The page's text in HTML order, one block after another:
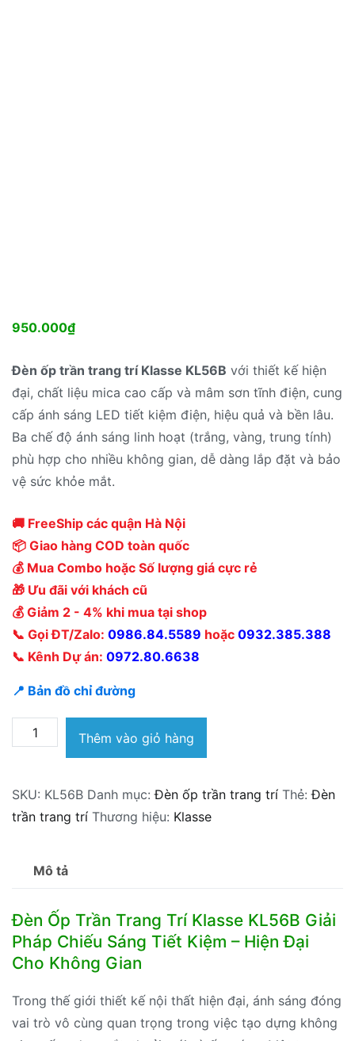
950.000₫
Đèn ốp trần trang trí Klasse KL56B với thiết kế hiện
đại, chất liệu mica cao cấp và mâm sơn tĩnh điện, cung
cấp ánh sáng LED tiết kiệm điện, hiệu quả và bền lâu.
Ba chế độ ánh sáng linh hoạt (trắng, vàng, trung tính)
phù hợp cho nhiều không gian, dễ dàng lắp đặt và bảo
vệ sức khỏe mắt.
🚚 FreeShip các quận Hà Nội
📦 Giao hàng COD toàn quốc
💰 Mua Combo hoặc Số lượng giá cực rẻ
🎁 Ưu đãi với khách cũ
💰 Giảm 2 - 4% khi mua tại shop
📞 Gọi ĐT/Zalo: 0986.84.5589 hoặc 0932.385.388
📞 Kênh Dự án: 0972.80.6638
📍 Bản đồ chỉ đường
Đèn
ốp
trang
trí
KL56B
Thêm vào giỏ hàng
SKU: KL56B Danh mục:Đèn ốp trần trang trí Thẻ:Đèn
trần trang trí Thương hiệu: Klasse
Mô tả
Đèn Ốp Trần Trang Trí Klasse KL56B Giải
Pháp Chiếu Sáng Tiết Kiệm – Hiện Đại
Cho Không Gian
Trong thế giới thiết kế nội thất hiện đại, ánh sáng đóng
vai trò vô cùng quan trọng trong việc tạo dựng không